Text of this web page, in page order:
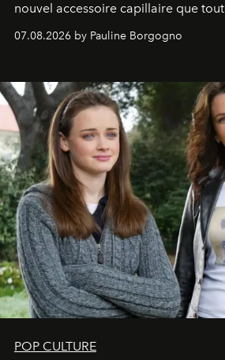
nouvel accessoire capillaire que
s'arrachent déjà.
07.08.2026 by Pauline Borgogno
POP CULTURE